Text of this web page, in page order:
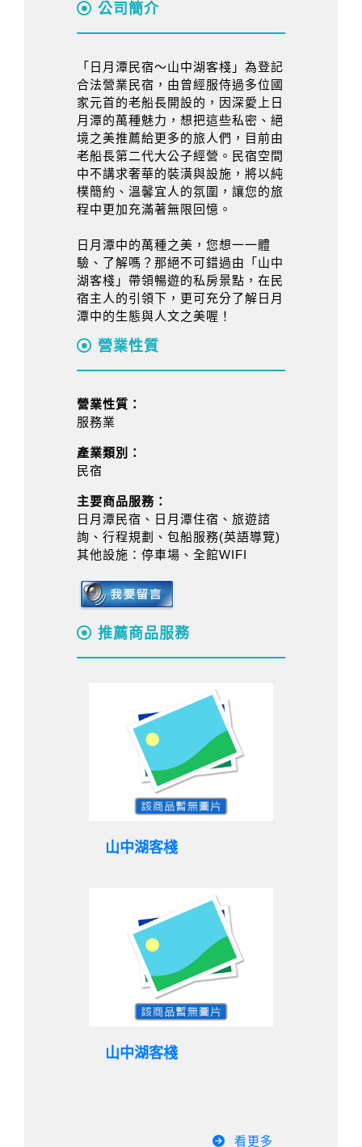
公司簡介
「日月潭民宿～山中湖客棧」為登記
合法營業民宿，由曾經服侍過多位國
家元首的老船長開設的，因深愛上日
月潭的萬種魅力，想把這些私密、絕
境之美推薦給更多的旅人們，目前由
老船長第二代大公子經營。民宿空間
中不講求奢華的裝潢與設施，將以純
樸簡約、溫馨宜人的氛圍，讓您的旅
程中更加充滿著無限回憶。
日月潭中的萬種之美，您想一一體
驗、了解嗎？那絕不可錯過由「山中
湖客棧」帶領暢遊的私房景點，在民
宿主人的引領下，更可充分了解日月
潭中的生態與人文之美喔！
營業性質
營業性質：
服務業
產業類別：
民宿
主要商品服務：
日月潭民宿、日月潭住宿、旅遊諮
詢、行程規劃、包船服務(英語導覽)
其他設施：停車場、全館WIFI
推薦商品服務
山中湖客棧
山中湖客棧
看更多